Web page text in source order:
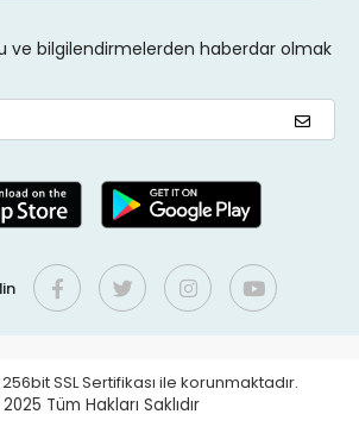
ve bilgilendirmelerden haberdar olmak
SSL Sertifikası ile korunmaktadır.
Tüm Hakları Saklıdır